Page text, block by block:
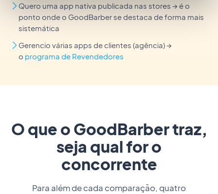
Quero uma app nativa publicada nas stores → é o
ponto onde o GoodBarber se destaca de forma mais
sistemática
Gerencio várias apps de clientes (agência) →
o programa de Revendedores
O que o GoodBarber traz,
seja qual for o
concorrente
Para além de cada comparação, quatro